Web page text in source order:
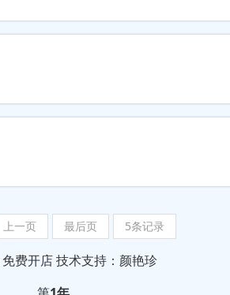
上一页 最后页 5条记录
免费开店技术支持：颜艳珍